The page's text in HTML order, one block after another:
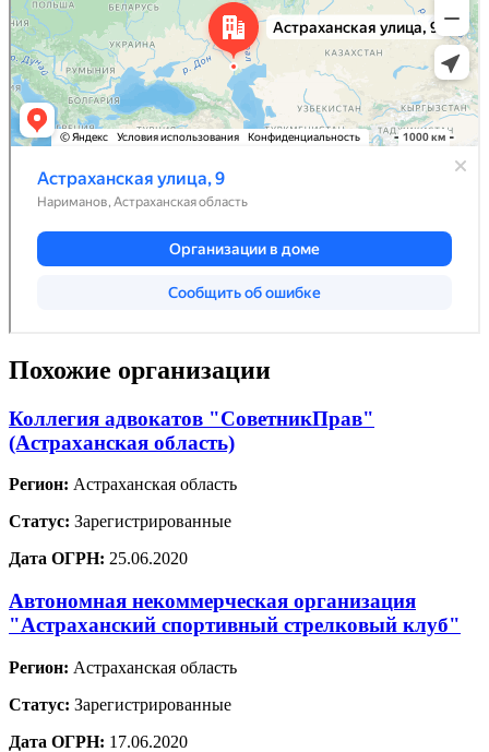
Похожие организации
Коллегия адвокатов "СоветникПрав"
(Астраханская область)
Регион: Астраханская область
Статус: Зарегистрированные
Дата ОГРН: 25.06.2020
Автономная некоммерческая организация
"Астраханский спортивный стрелковый клуб"
Регион: Астраханская область
Статус: Зарегистрированные
Дата ОГРН: 17.06.2020